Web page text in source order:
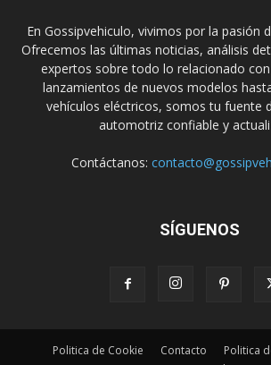
En Gossipvehiculo, vivimos por la pasión
Ofrecemos las últimas noticias, análisis
expertos sobre todo lo relacionado
lanzamientos de nuevos modelos
vehículos eléctricos, somos tu fuente
automotriz confiable y
Contáctanos:
SÍGUENOS
Politica de Cookie Contacto
Politica